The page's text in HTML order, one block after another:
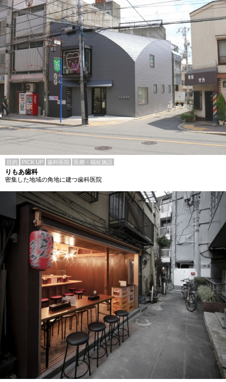
目的 PICK UP 歯科医院 医療・福祉施設
りもあ歯科
密集した地域の角地に建つ歯科医院